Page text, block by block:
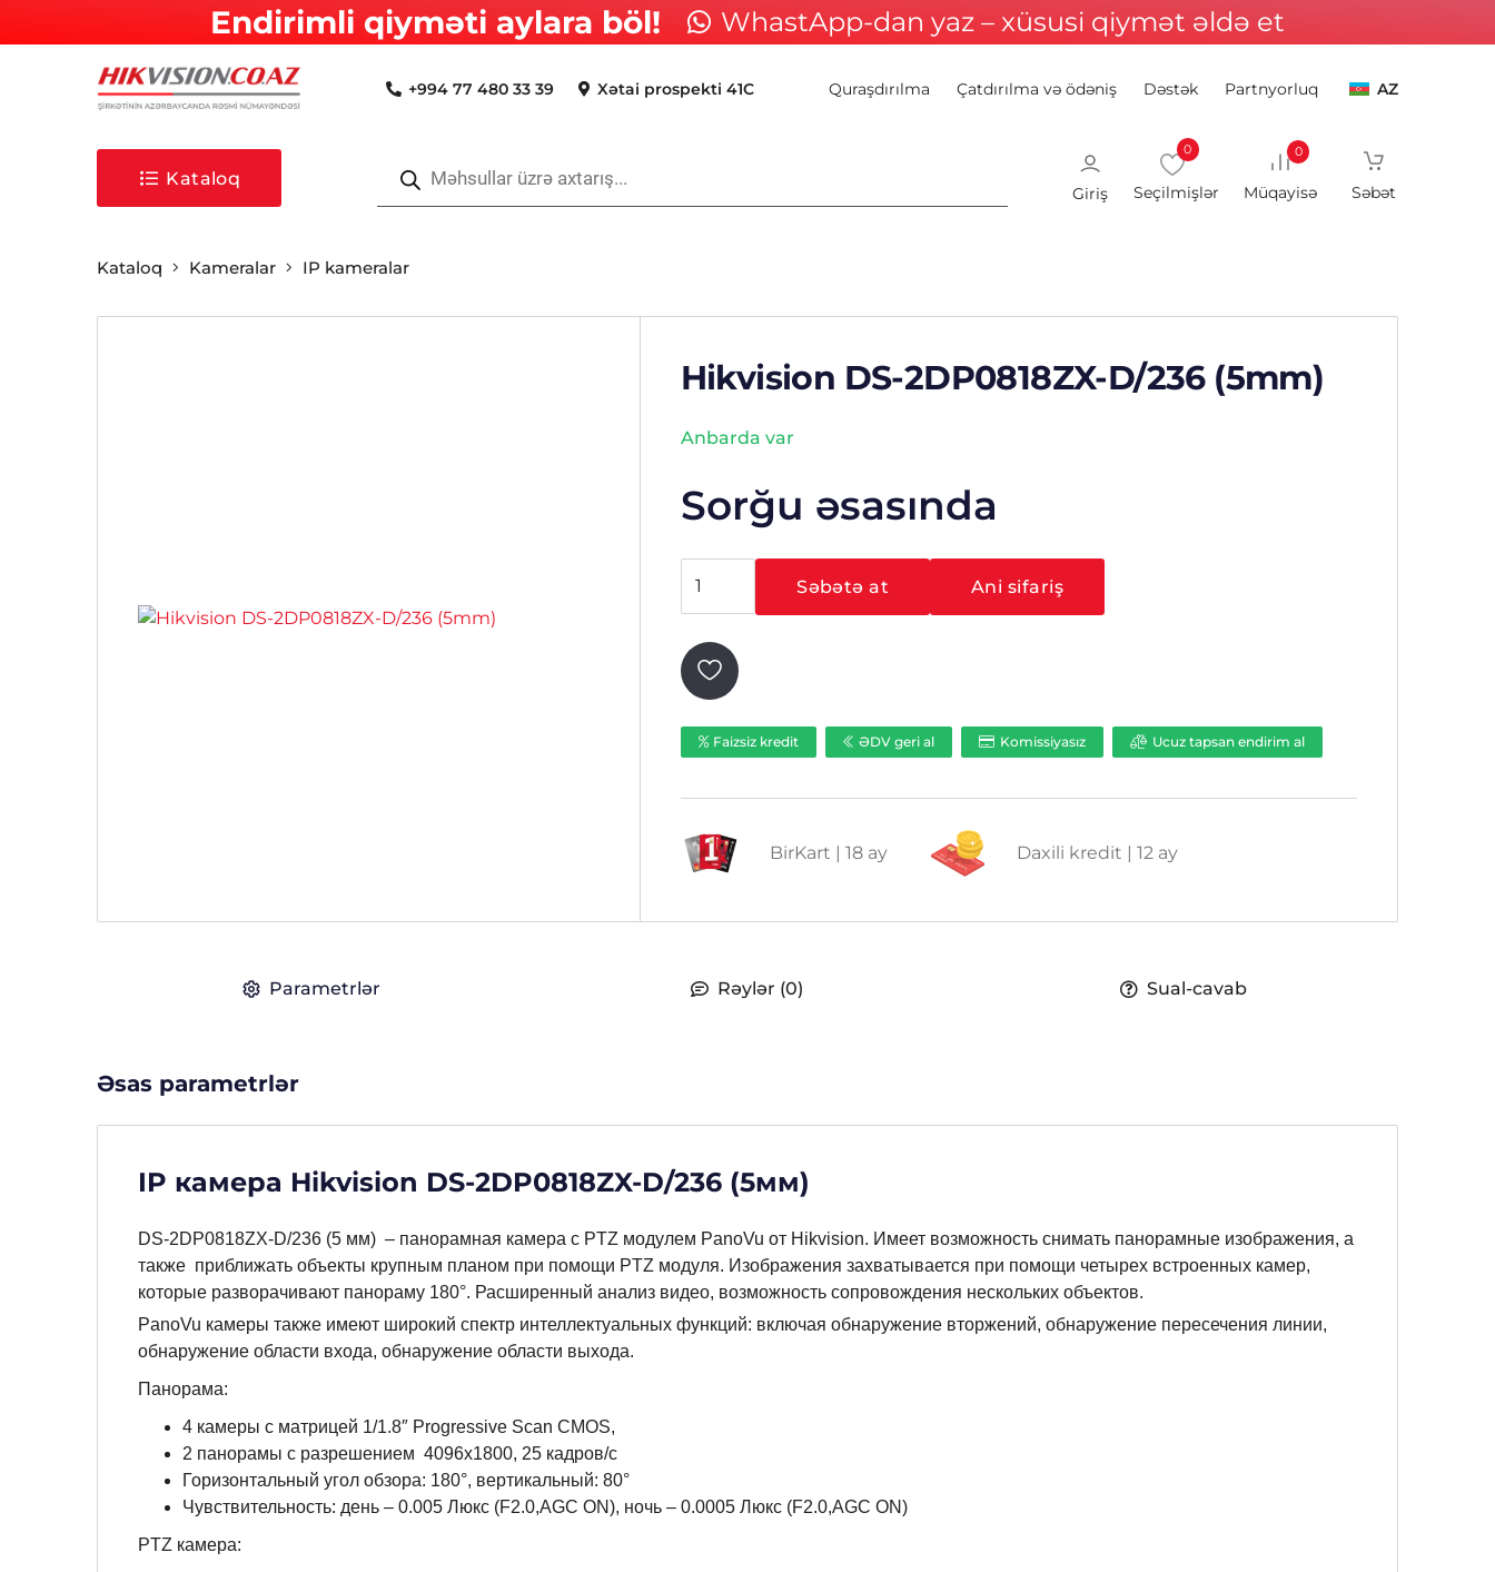
Endirimli qiyməti aylara böl! WhastApp-dan yaz – xüsusi qiymət əldə et
+994 77 480 33 39 Xətai prospekti 41C Quraşdırılma Çatdırılma və ödəniş Dəstək Partnyorluq AZ
Kataloq
search
Giriş
0 0
Kataloq Kameralar IP kameralar
Hikvision DS-2DP0818ZX-D/236 (5mm)
Anbarda var
Sorğu əsasında
DS-
D/236
(5mm)
ədəd
Səbətə at Ani sifariş
Faizsiz kredit ƏDV geri al Komissiyasız Ucuz tapsan endirim al
BirKart | 18 ay Daxili kredit | 12 ay
Parametrlər Rəylər (0) Sual-cavab
Əsas parametrlər
IP камера Hikvision DS-2DP0818ZX-D/236 (5мм)
DS-2DP0818ZX-D/236 (5 мм) – панорамная камера с PTZ модулем PanoVu от Hikvision. Имеет возможность снимать панорамные изображения, а
также приближать объекты крупным планом при помощи PTZ модуля. Изображения захватывается при помощи четырех встроенных камер,
которые разворачивают панораму 180°. Расширенный анализ видео, возможность сопровождения нескольких объектов.
PanoVu камеры также имеют широкий спектр интеллектуальных функций: включая обнаружение вторжений, обнаружение пересечения линии,
обнаружение области входа, обнаружение области выхода.
Панорама:
4 камеры с матрицей 1/1.8″ Progressive Scan CMOS,
2 панорамы с разрешением 4096х1800, 25 кадров/с
Горизонтальный угол обзора: 180°, вертикальный: 80°
Чувствительность: день – 0.005 Люкс (F2.0,AGC ON), ночь – 0.0005 Люкс (F2.0,AGC ON)
PTZ камера: